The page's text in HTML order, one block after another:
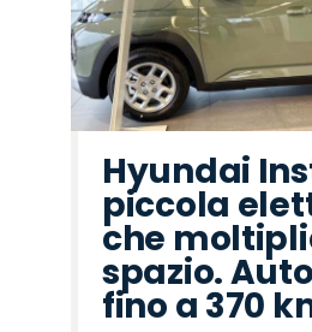
Hyundai
piccola
che
spazio.
fino a 370